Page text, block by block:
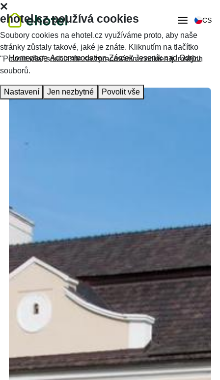
CS
Homepage Accommodation Zámek Jeseník nad Odrou
ehotel.cz používá cookies
Soubory cookies na ehotel.cz využíváme proto, aby naše
stránky zůstaly takové, jaké je znáte. Kliknutím na tlačítko
"Povolit vše" souhlasíte se zpracováním cookies tj. malých
souborů.
Nastavení Jen nezbytné Povolit vše